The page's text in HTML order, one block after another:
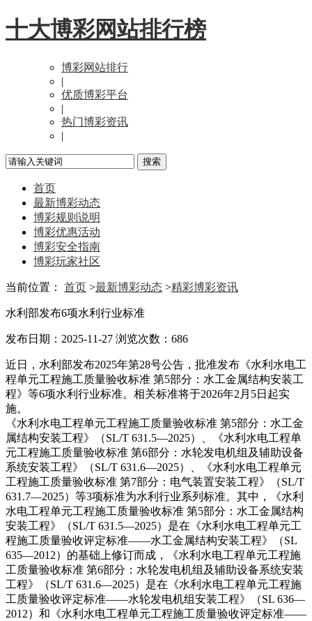
十大博彩网站排行榜
博彩网站排行
|
优质博彩平台
|
热门博彩资讯
|
首页
最新博彩动态
博彩规则说明
博彩优惠活动
博彩安全指南
博彩玩家社区
当前位置： 首页 >最新博彩动态 >精彩博彩资讯
水利部发布6项水利行业标准
发布日期：2025-11-27 浏览次数： 686
近日，水利部发布2025年第28号公告，批准发布《水利水电工
程单元工程施工质量验收标准 第5部分：水工金属结构安装工
程》等6项水利行业标准。相关标准将于2026年2月5日起实
施。
《水利水电工程单元工程施工质量验收标准 第5部分：水工金
属结构安装工程》（SL/T 631.5—2025）、《水利水电工程单
元工程施工质量验收标准 第6部分：水轮发电机组及辅助设备
系统安装工程》（SL/T 631.6—2025）、《水利水电工程单元
工程施工质量验收标准 第7部分：电气装置安装工程》（SL/T
631.7—2025）等3项标准为水利行业系列标准。其中，《水利
水电工程单元工程施工质量验收标准 第5部分：水工金属结构
安装工程》（SL/T 631.5—2025）是在《水利水电工程单元工
程施工质量验收评定标准——水工金属结构安装工程》（SL
635—2012）的基础上修订而成，《水利水电工程单元工程施
工质量验收标准 第6部分：水轮发电机组及辅助设备系统安装
工程》（SL/T 631.6—2025）是在《水利水电工程单元工程施
工质量验收评定标准——水轮发电机组安装工程》（SL 636—
2012）和《水利水电工程单元工程施工质量验收评定标准——